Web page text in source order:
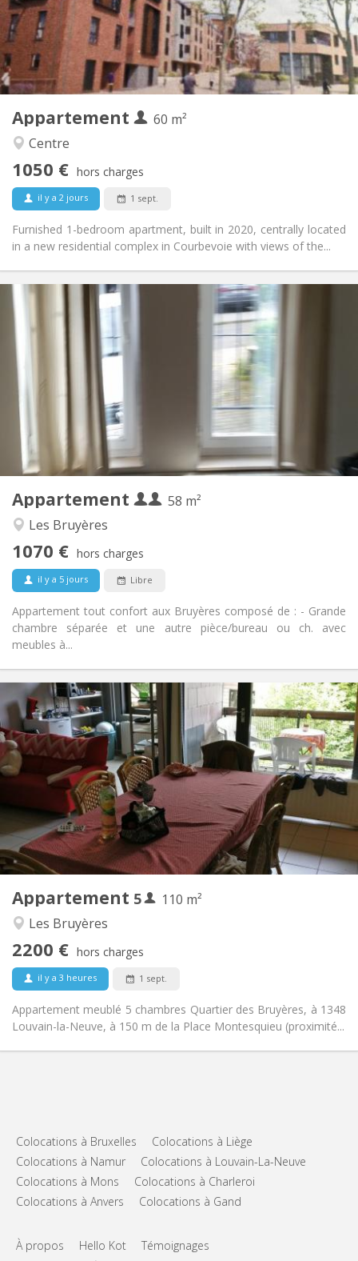
Appartement
60 m²
Centre
1050 € hors charges
il y a 2 jours 1 sept.
Furnished 1-bedroom apartment, built in 2020, centrally located
in a new residential complex in Courbevoie with views of the...
Aménagement
Salle de bain:
Privée
Cuisine:
Privée (pièce distincte)
Superficie:
60 m
2
Pièces privées:
5
Appartement
58 m²
Les Bruyères
1070 € hors charges
il y a 5 jours Libre
Appartement tout confort aux Bruyères composé de : - Grande
chambre séparée et une autre pièce/bureau ou ch. avec
meubles à...
Infos Pratiques
1070 € (535 €/pers.)
230 € (115 €/pers.)
Sous conditions
Aménagement
Privée (pièce distincte)
Superficie:
58 m
Pièces privées:
2
Calme, studieuse, chaleureuse
Appartement 5
110 m²
Les Bruyères
2200 € hors charges
il y a 3 heures 1 sept.
Appartement meublé 5 chambres Quartier des Bruyères, à 1348
Louvain-la-Neuve, à 150 m de la Place Montesquieu (proximité...
Infos Pratiques
Loyer:
2200 € (440 €/pers.)
Charges:
375 € (75 €/pers.)
Durée:
12 mois
Domiciliation:
Non
Aménagement
Salle de bain:
Commune
Commune
Superficie:
110 m
Pièces privées:
5
Colocations à Bruxelles
Colocations à Liège
Colocations à Namur
Colocations à Louvain-La-Neuve
Colocations à Mons
Colocations à Charleroi
Colocations à Anvers
Colocations à Gand
À propos Hello Kot
Témoignages